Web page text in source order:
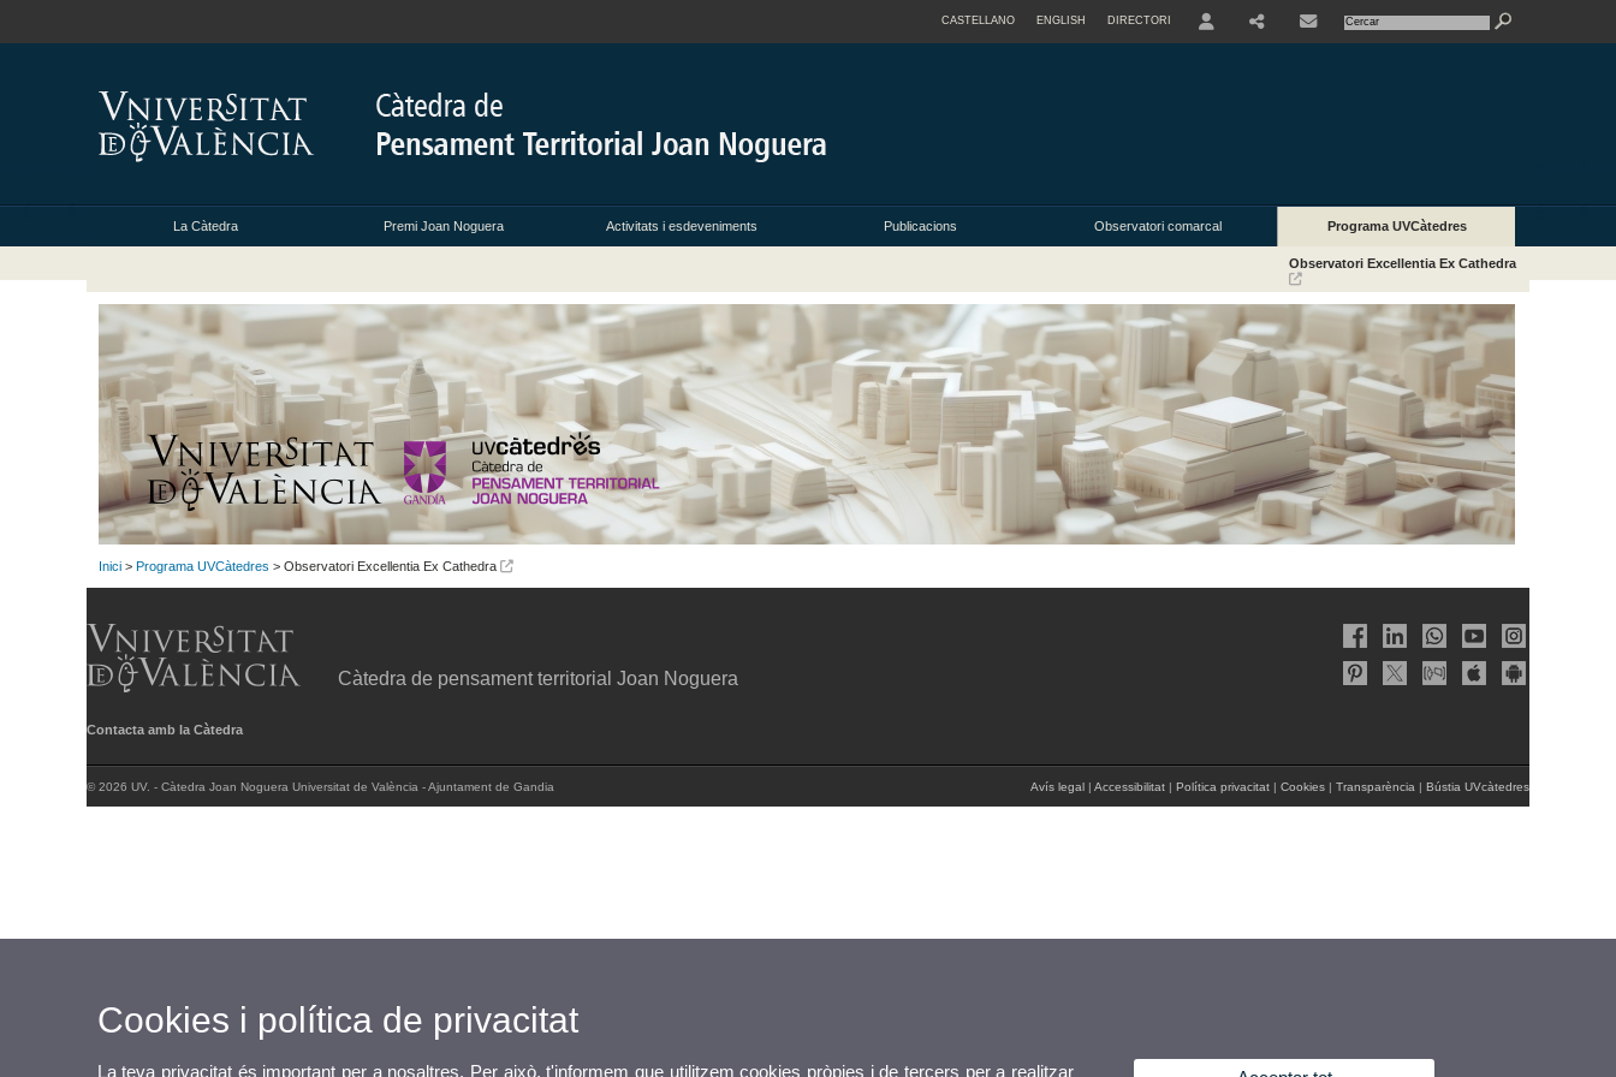
CASTELLANO ENGLISH DIRECTORI
La Càtedra Premi Joan Noguera Activitats i esdeveniments Publicacions Observatori comarcal Programa UVCàtedres
Observatori Excellentia Ex Cathedra
Inici > Programa UVCàtedres > Observatori Excellentia Ex Cathedra
Càtedra de pensament territorial Joan Noguera
Contacta amb la Càtedra
© 2026 UV. - Càtedra Joan Noguera Universitat de València - Ajuntament de Gandia Avís legal | Accessibilitat | Política privacitat | Cookies | Transparència | Bústia UVcàtedres
Cookies i política de privacitat
La teva privacitat és important per a nosaltres. Per això, t'informem que utilitzem cookies pròpies i de tercers per a realitzar